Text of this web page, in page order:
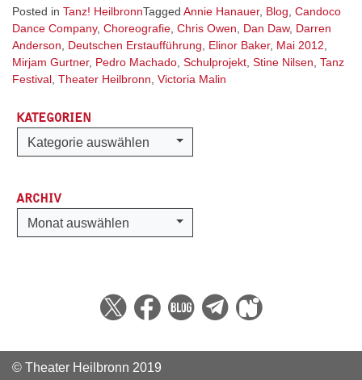
Posted in Tanz! HeilbronnTagged Annie Hanauer, Blog, Candoco
Dance Company, Choreografie, Chris Owen, Dan Daw, Darren
Anderson, Deutschen Erstaufführung, Elinor Baker, Mai 2012,
Mirjam Gurtner, Pedro Machado, Schulprojekt, Stine Nilsen, Tanz
Festival, Theater Heilbronn, Victoria Malin
KATEGORIEN
Kategorien
Kategorie auswählen
ARCHIV
Archiv
Monat auswählen
© Theater Heilbronn 2019